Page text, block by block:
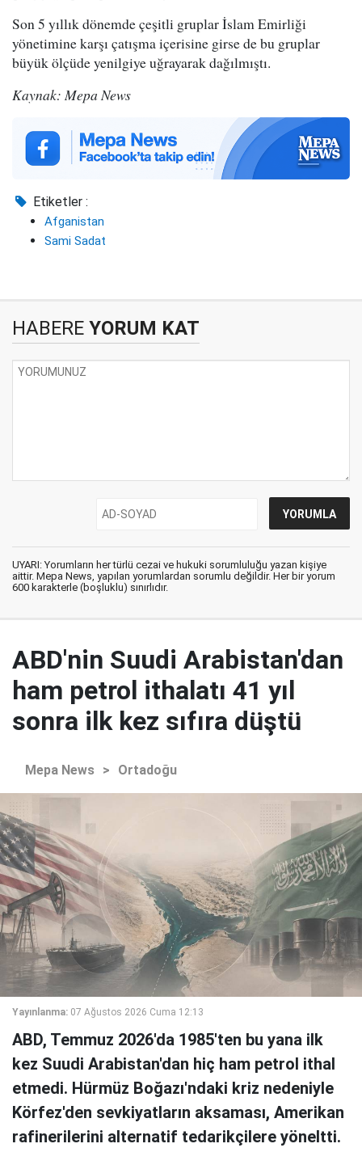
Son 5 yıllık dönemde çeşitli gruplar İslam Emirliği
yönetimine karşı çatışma içerisine girse de bu gruplar
büyük ölçüde yenilgiye uğrayarak dağılmıştı.
Kaynak: Mepa News
Etiketler :
Afganistan
Sami Sadat
HABERE YORUM KAT
UYARI: Yorumların her türlü cezai ve hukuki sorumluluğu yazan kişiye
aittir. Mepa News, yapılan yorumlardan sorumlu değildir. Her bir yorum
600 karakterle (boşluklu) sınırlıdır.
ABD'nin Suudi Arabistan'dan
ham petrol ithalatı 41 yıl
sonra ilk kez sıfıra düştü
Mepa News > Ortadoğu
Yayınlanma: 07 Ağustos 2026 Cuma 12:13
ABD, Temmuz 2026'da 1985'ten bu yana ilk
kez Suudi Arabistan'dan hiç ham petrol ithal
etmedi. Hürmüz Boğazı'ndaki kriz nedeniyle
Körfez'den sevkiyatların aksaması, Amerikan
rafinerilerini alternatif tedarikçilere yöneltti.